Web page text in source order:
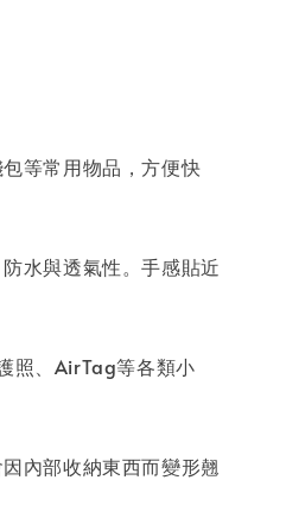
等常用物品，方便快
水與透氣性。手感貼近
照、AirTag等各類小
內部收納東西而變形翹